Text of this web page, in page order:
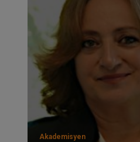
Akademisyen